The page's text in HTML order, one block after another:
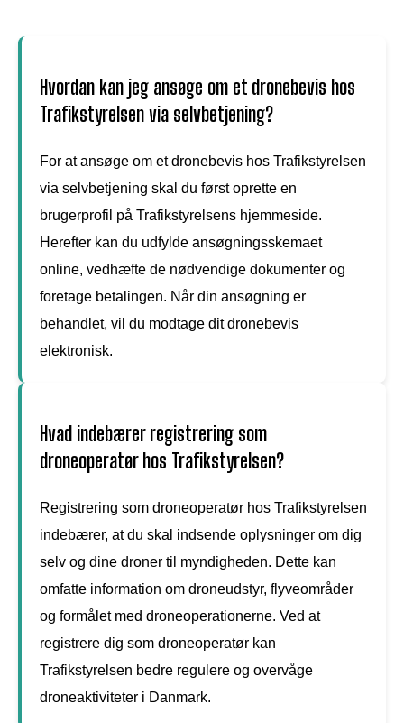
Hvordan kan jeg ansøge om et dronebevis hos
Trafikstyrelsen via selvbetjening?
For at ansøge om et dronebevis hos Trafikstyrelsen
via selvbetjening skal du først oprette en
brugerprofil på Trafikstyrelsens hjemmeside.
Herefter kan du udfylde ansøgningsskemaet
online, vedhæfte de nødvendige dokumenter og
foretage betalingen. Når din ansøgning er
behandlet, vil du modtage dit dronebevis
elektronisk.
Hvad indebærer registrering som
droneoperatør hos Trafikstyrelsen?
Registrering som droneoperatør hos Trafikstyrelsen
indebærer, at du skal indsende oplysninger om dig
selv og dine droner til myndigheden. Dette kan
omfatte information om droneudstyr, flyveområder
og formålet med droneoperationerne. Ved at
registrere dig som droneoperatør kan
Trafikstyrelsen bedre regulere og overvåge
droneaktiviteter i Danmark.